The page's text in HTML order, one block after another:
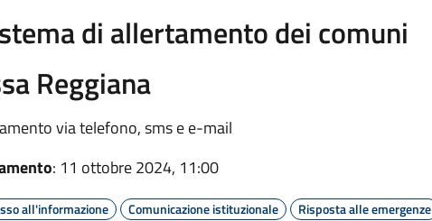
di allertamento dei comuni
Reggiana
via telefono, sms e e-mail
: 11 ottobre 2024, 11:00
all'informazione Comunicazione istituzionale
Risposta alle emergenze